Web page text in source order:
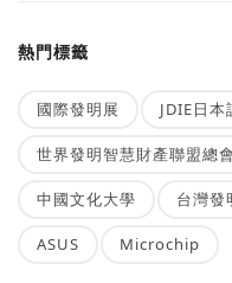
熱門標籤
國際發明展 JDIE日
世界發明智慧財產聯盟總會
中國文化大學 台灣發
ASUS Microchip